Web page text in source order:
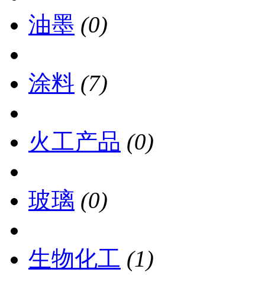
油墨 (0)
涂料 (7)
火工产品 (0)
玻璃 (0)
生物化工 (1)